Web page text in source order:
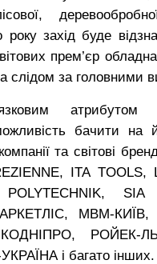
року захід буде
прем’єр
слідом за головними
атрибутом
бачити на
та світові
ITA TOOLS,
МВМ-
РОЙЕК-
і багато інших.